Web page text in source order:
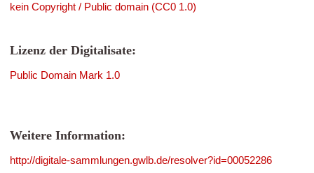
kein Copyright / Public domain (CC0 1.0)
Lizenz der Digitalisate:
Public Domain Mark 1.0
Weitere Information:
http://digitale-sammlungen.gwlb.de/resolver?id=00052286